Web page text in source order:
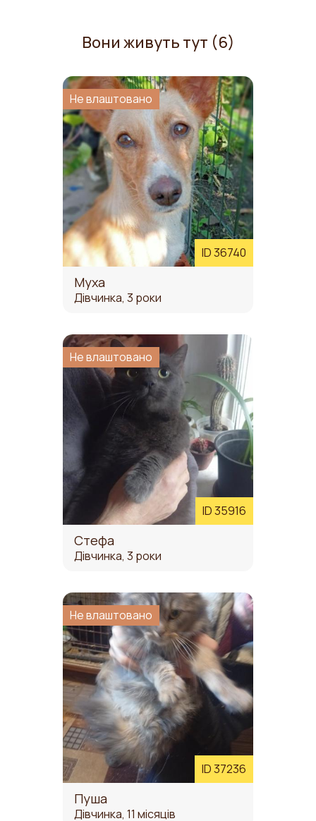
Вони живуть тут (6)
ID 36740
Не влаштовано
Муха
Дівчинка, 3 роки
ID 35916
Не влаштовано
Стефа
Дівчинка, 3 роки
ID 37236
Не влаштовано
Пуша
Дівчинка, 11 місяців